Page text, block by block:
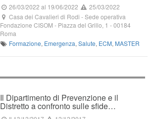
26/03/2022 al 19/06/2022
25/03/2022
Casa dei Cavalieri di Rodi - Sede operativa
Fondazione CISOM - Piazza del Grillo, 1 -00184
Roma
Formazione, Emergenza,Salute, ECM, MASTER
Il Dipartimento di Prevenzione e il
Distretto a confronto sulle sfide…